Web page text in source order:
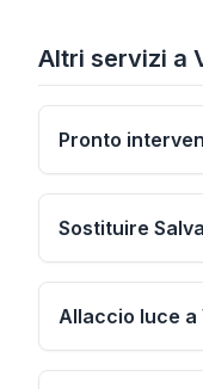
Altri servizi a
Pronto
Sostituire
Allaccio luce a